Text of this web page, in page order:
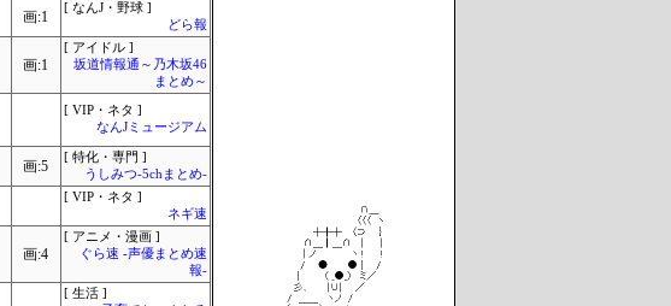
画:1
[ なんJ・野球 ]
どら報
画:1
[ アイドル ]
坂道情報通～乃木坂46
まとめ～
[ VIP・ネタ ]
なんJミュージアム
画:5
[ 特化・専門 ]
うしみつ-5chまとめ-
[ VIP・ネタ ]
ネギ速
画:4
[ アニメ・漫画 ]
ぐら速 -声優まとめ速
報-
[ 生活 ]